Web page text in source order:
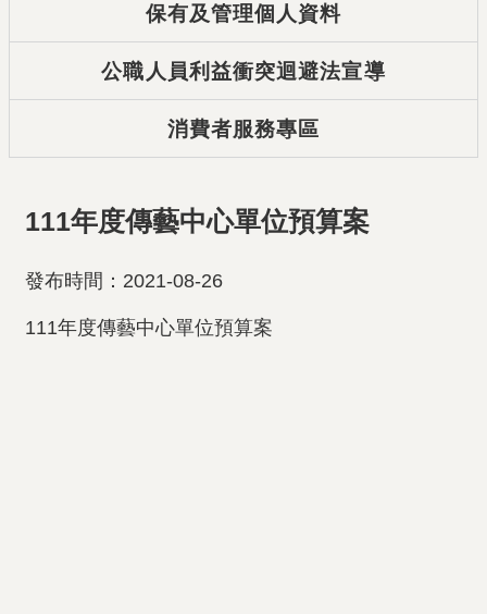
保有及管理個人資料
公職人員利益衝突迴避法宣導
消費者服務專區
111年度傳藝中心單位預算案
發布時間：2021-08-26
111年度傳藝中心單位預算案